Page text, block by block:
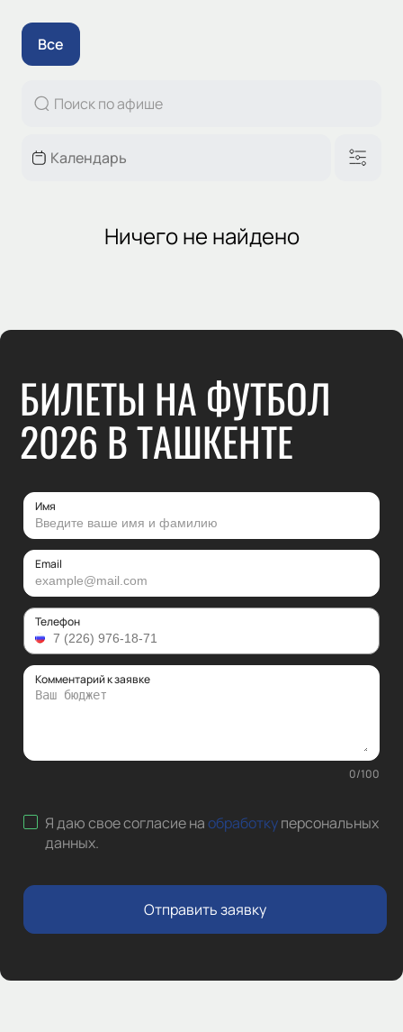
Все
Ничего не найдено
БИЛЕТЫ НА ФУТБОЛ
2026 В ТАШКЕНТЕ
Имя
Email
Телефон
Комментарий к заявке
0/100
Я даю свое согласие наобработкуперсональных
данных.
Отправить заявку